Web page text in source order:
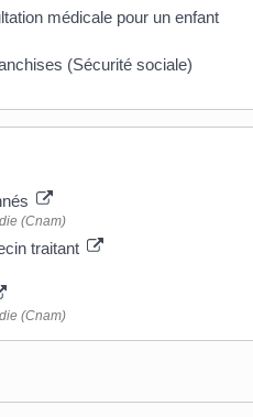
médicale pour un enfant
(Sécurité sociale)
(Cnam)
traitant
(Cnam)